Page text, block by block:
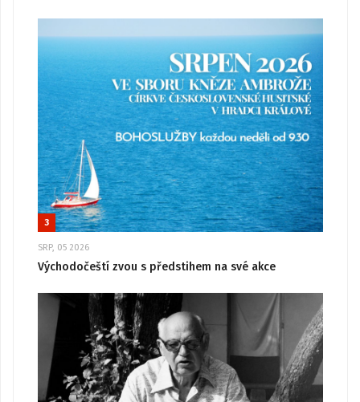
3
SRP, 05 2026
Východočeští zvou s předstihem na své akce